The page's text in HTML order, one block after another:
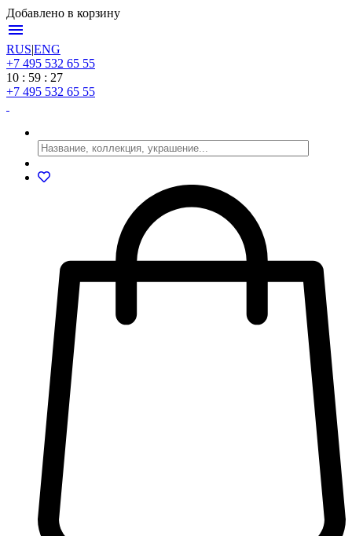
Добавлено в корзину
menu
RUS|ENG
+7 495 532 65 55
10 : 59 : 27
+7 495 532 65 55